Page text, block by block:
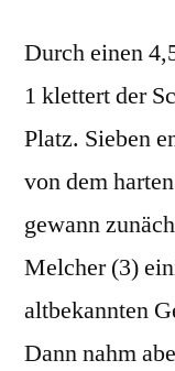
Durch einen
1 klettert der
Platz. Sieben
von dem
gewann
Melcher (3)
altbekannten
Dann nahm